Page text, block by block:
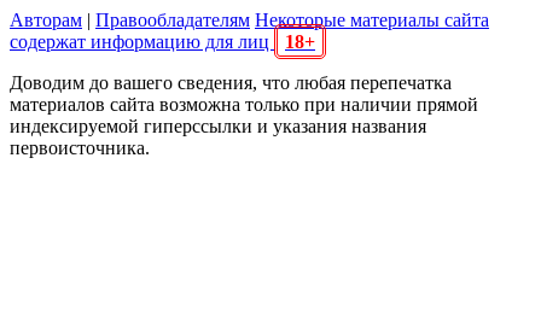
Авторам | Правообладателям Некоторые материалы сайта
содержат информацию для лиц
18+
Доводим до вашего сведения, что любая перепечатка
материалов сайта возможна только при наличии прямой
индексируемой гиперссылки и указания названия
первоисточника.